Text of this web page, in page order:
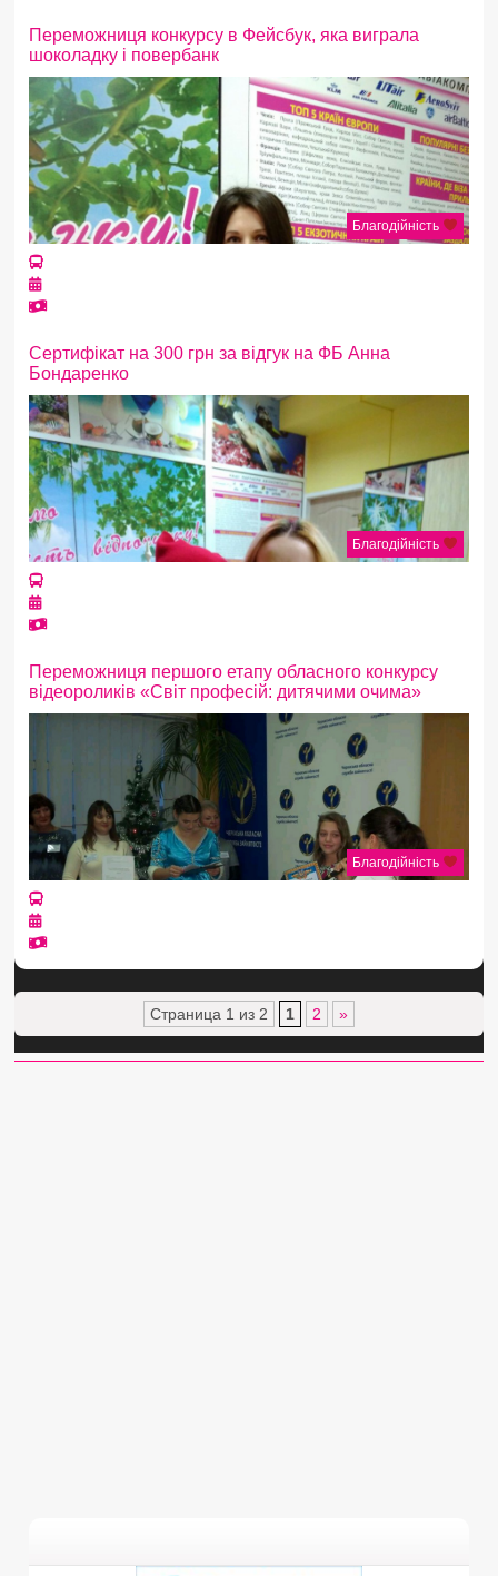
Переможниця конкурсу в Фейсбук, яка виграла
шоколадку і повербанк
Благодійність
Сертифікат на 300 грн за відгук на ФБ Анна
Бондаренко
Благодійність
Переможниця першого етапу обласного конкурсу
відеороликів «Світ професій: дитячими очима»
Благодійність
Страница 1 из 2 1 2 »